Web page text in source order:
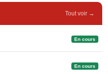
Tout voir →
En cours
En cours